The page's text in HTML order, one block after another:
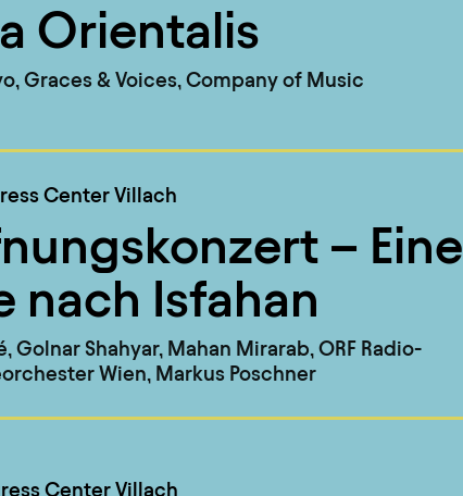
Orientalis
Graces & Voices, Company of Music
Center Villach
– Eine
nach Isfahan
Golnar Shahyar, Mahan Mirarab, ORF Radio-
Wien, Markus Poschner
Center Villach